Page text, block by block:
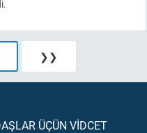
❯❯
ÜÇÜN VİDCET